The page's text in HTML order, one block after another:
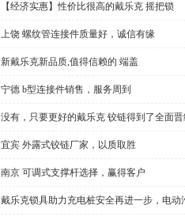
【经济实惠】性价比很高的戴乐克 摇把锁
上饶 螺纹管连接件质量好，诚信有缘
新戴乐克新品质,值得信赖的 端盖
宁德 b型连接件销售，服务周到
没有，只要更好的戴乐克 铰链得到了全面
宜宾 外露式铰链厂家，以质取胜
南京 可调式支撑杆选择，赢得客户
戴乐克锁具助力充电桩安全再进一步，电动